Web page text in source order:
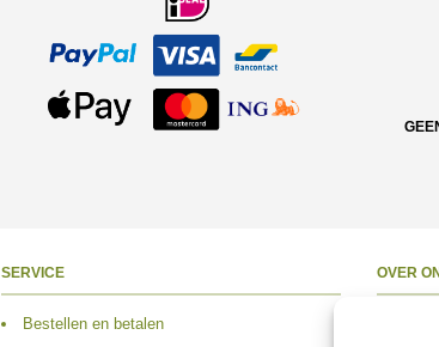
SERVICE
Bestellen en betalen
OVER